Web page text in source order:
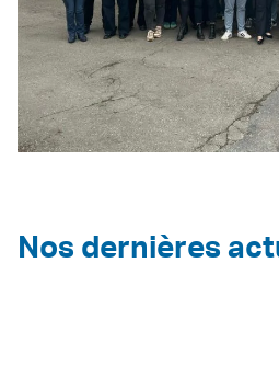
Nos dernières